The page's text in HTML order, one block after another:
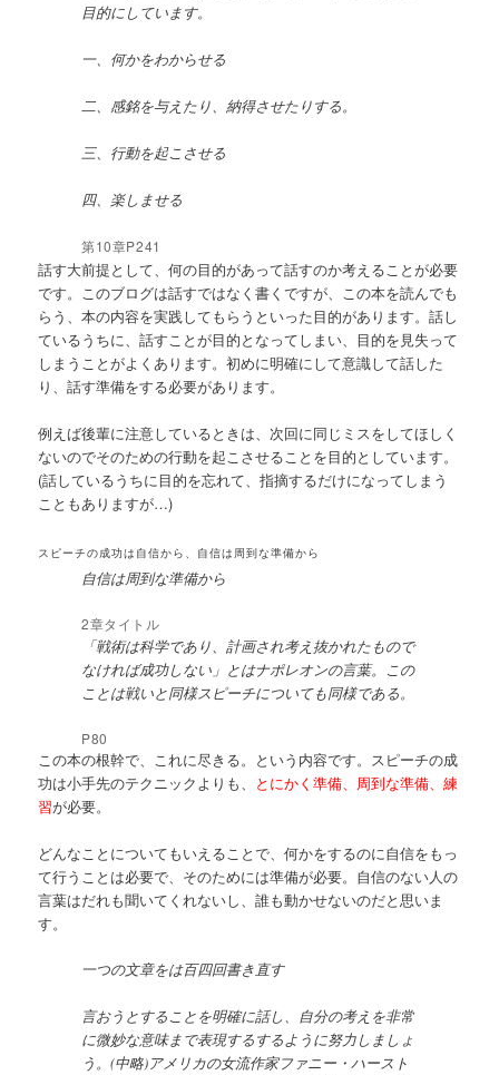
目的にしています。
一、何かをわからせる
二、感銘を与えたり、納得させたりする。
三、行動を起こさせる
四、楽しませる
第10章P241
話す大前提として、何の目的があって話すのか考えることが必要
です。このブログは話すではなく書くですが、この本を読んでも
らう、本の内容を実践してもらうといった目的があります。話し
ているうちに、話すことが目的となってしまい、目的を見失って
しまうことがよくあります。初めに明確にして意識して話した
り、話す準備をする必要があります。
例えば後輩に注意しているときは、次回に同じミスをしてほしく
ないのでそのための行動を起こさせることを目的としています。
(話しているうちに目的を忘れて、指摘するだけになってしまう
こともありますが…)
スピーチの成功は自信から、自信は周到な準備から
自信は周到な準備から
2章タイトル
「戦術は科学であり、計画され考え抜かれたもので
なければ成功しない」とはナポレオンの言葉。この
ことは戦いと同様スピーチについても同様である。
P80
この本の根幹で、これに尽きる。という内容です。スピーチの成
功は小手先のテクニックよりも、
とにかく準備、周到な準備、練
習が必要。
どんなことについてもいえることで、何かをするのに自信をもっ
て行うことは必要で、そのためには準備が必要。自信のない人の
言葉はだれも聞いてくれないし、誰も動かせないのだと思いま
す。
一つの文章をは百四回書き直す
言おうとすることを明確に話し、自分の考えを非常
に微妙な意味まで表現するするように努力しましょ
う。(中略)アメリカの女流作家ファニー・ハースト